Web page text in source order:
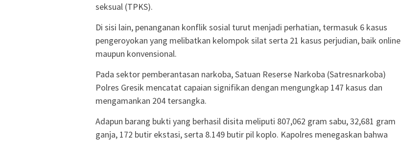
seksual (TPKS).
Di sisi lain, penanganan konflik sosial turut menjadi perhatian, termasuk 6 kasus
pengeroyokan yang melibatkan kelompok silat serta 21 kasus perjudian, baik online
maupun konvensional.
Pada sektor pemberantasan narkoba, Satuan Reserse Narkoba (Satresnarkoba)
Polres Gresik mencatat capaian signifikan dengan mengungkap 147 kasus dan
mengamankan 204 tersangka.
Adapun barang bukti yang berhasil disita meliputi 807,062 gram sabu, 32,681 gram
ganja, 172 butir ekstasi, serta 8.149 butir pil koplo. Kapolres menegaskan bahwa